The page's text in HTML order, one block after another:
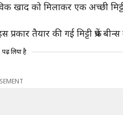
खाद को मिलाकर एक अच्छी
तैयार की गई मिट्टी फ्रेंच
पढ़ लिया है